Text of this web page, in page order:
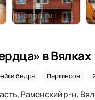
в Вялках
бедра Паркинсон
Раменский р-н,